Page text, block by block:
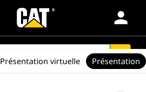
person
search
Présentation virtuelle Présentation